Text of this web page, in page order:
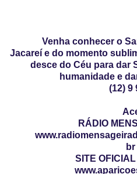
Venha conhecer o
Jacareí e do momento
desce do Céu para dar
humanidade e
(12) 9
RÁDIO
br
SITE